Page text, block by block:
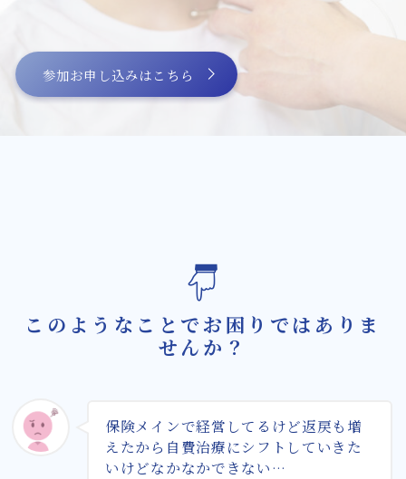
NEUBOX（ニューボックス）によるぎっく
り腰の治療
膝の痛みに対して確かな改善方法を提供する
微弱電流治療機器によるバネ指治療の新たな
参加お申し込みはこちら
このようなことでお困りではありま
せんか？
保険メインで経営してるけど返戻も増
えたから自費治療にシフトしていきた
いけどなかなかできない…